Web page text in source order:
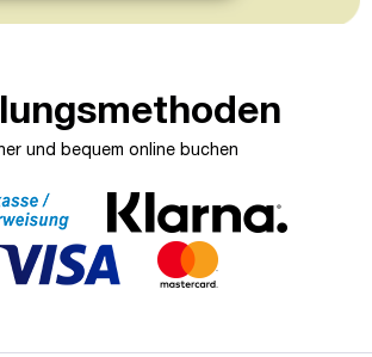
und bequem online buchen